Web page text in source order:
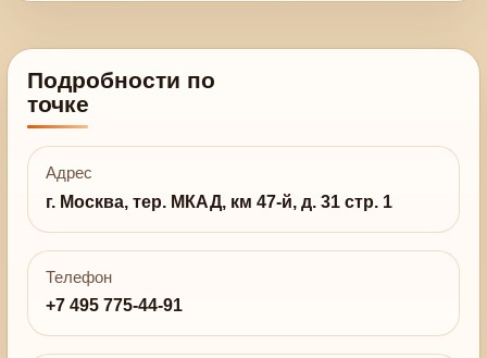
Подробности по
точке
Адрес
г. Москва, тер. МКАД, км 47-й, д. 31 стр. 1
Телефон
+7 495 775-44-91